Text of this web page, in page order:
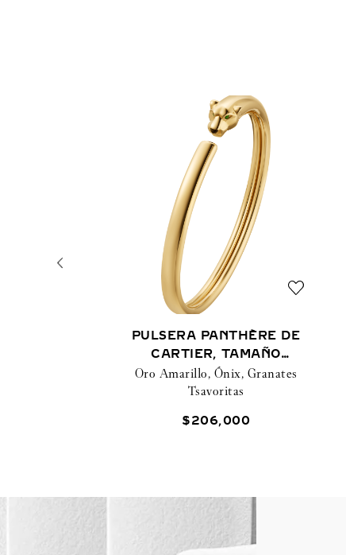
PULSERA PANTHÈRE DE
CARTIER, TAMAÑO
PEQUEÑO
Oro Amarillo, Ónix, Granates
Tsavoritas
$206,000